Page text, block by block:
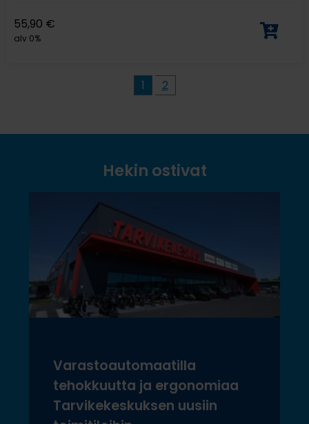
55,90 €
alv 0%
1 2
Hekin ostivat
Varastoautomaatilla
tehokkuutta ja ergonomiaa
Tarvikekeskuksen uusiin